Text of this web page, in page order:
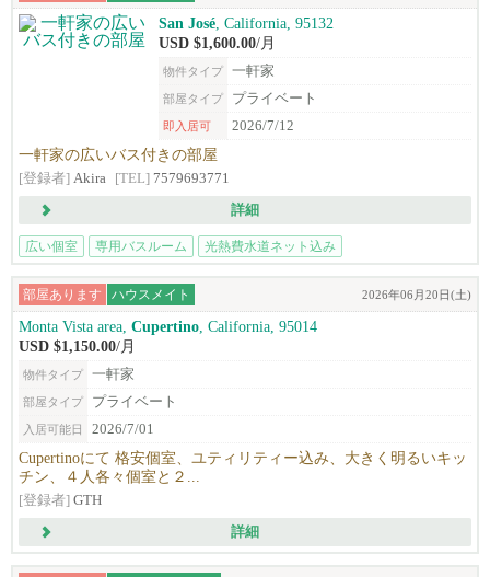
San José , California, 95132
USD $1,600.00/月
物件タイプ 一軒家
部屋タイプ プライベート
即入居可 2026/7/12
一軒家の広いバス付きの部屋
[登録者] Akira [TEL] 7579693771
詳細
広い個室 専用バスルーム 光熱費水道ネット込み
部屋あります ハウスメイト 2026年06月20日(土)
Monta Vista area, Cupertino , California, 95014
USD $1,150.00/月
物件タイプ 一軒家
部屋タイプ プライベート
入居可能日 2026/7/01
Cupertinoにて 格安個室、ユティリティー込み、大きく明るいキッ
チン、４人各々個室と２...
[登録者] GTH
詳細